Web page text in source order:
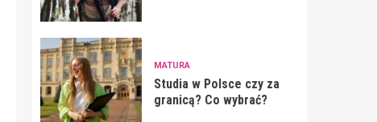
MATURA
Studia w Polsce czy za
granicą? Co wybrać?